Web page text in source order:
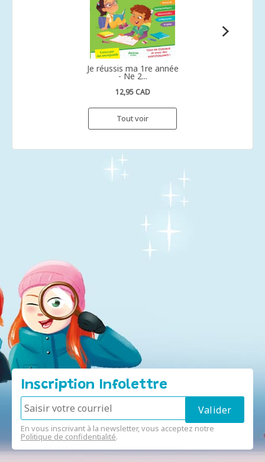
Je réussis ma 1re année
- Ne 2...
12,95 CAD
Tout voir
Inscription Infolettre
En vous inscrivant à la newsletter, vous acceptez notre
Politique de confidentialité.